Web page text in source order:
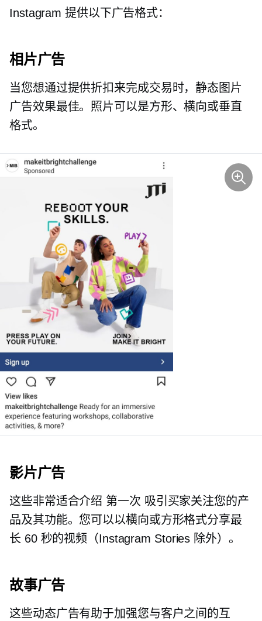
Instagram 提供以下广告格式：
相片广告
当您想通过提供折扣来完成交易时，静态图片
广告效果最佳。照片可以是方形、横向或垂直
格式。
影片广告
这些非常适合介绍 第一次 吸引买家关注您的产
品及其功能。您可以以横向或方形格式分享最
长 60 秒的视频（Instagram Stories 除外）。
故事广告
这些动态广告有助于加强您与客户之间的互